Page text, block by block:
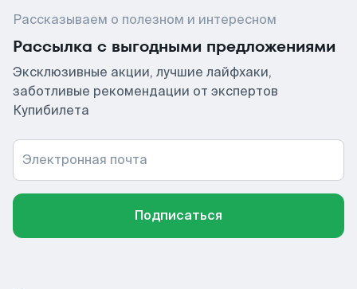
Рассказываем о полезном и интересном
Рассылка с выгодными предложениями
Эксклюзивные акции, лучшие лайфхаки,
заботливые рекомендации от экспертов
Купибилета
Электронная почта
Подписаться